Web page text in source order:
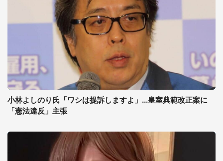
小林よしのり氏「ワシは提訴しますよ」...皇室典範改正案に
「憲法違反」主張